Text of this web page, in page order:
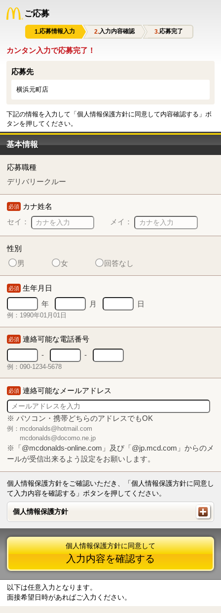
ご応募
応募情報入力 入力内容確認 応募完了
カンタン入力で応募完了！
応募先
横浜元町店
下記の情報を入力して「個人情報保護方針に同意して内容確認する」ボ
タンを押してください。
基本情報
応募職種
デリバリークルー
必須 カナ姓名
セイ：
メイ：
性別
男
女 回答なし
必須 生年月日
年
月 日
例：1990年01月01日
必須 連絡可能な電話番号
-
-
例：090-1234-5678
必須 連絡可能なメールアドレス
※ パソコン・携帯どちらのアドレスでもOK
例：mcdonalds@hotmail.com
mcdonalds@docomo.ne.jp
※「@mcdonalds-online.com」及び「@jp.mcd.com」からのメ
ールが受信出来るよう設定をお願いします。
個人情報保護方針をご確認いただき、「個人情報保護方針に同意し
て入力内容を確認する」ボタンを押してください。
個人情報保護方針
個人情報保護方針
個人情報保護方針に同意して
入力内容を確認する
以下は任意入力となります。
面接希望日時があればご入力ください。